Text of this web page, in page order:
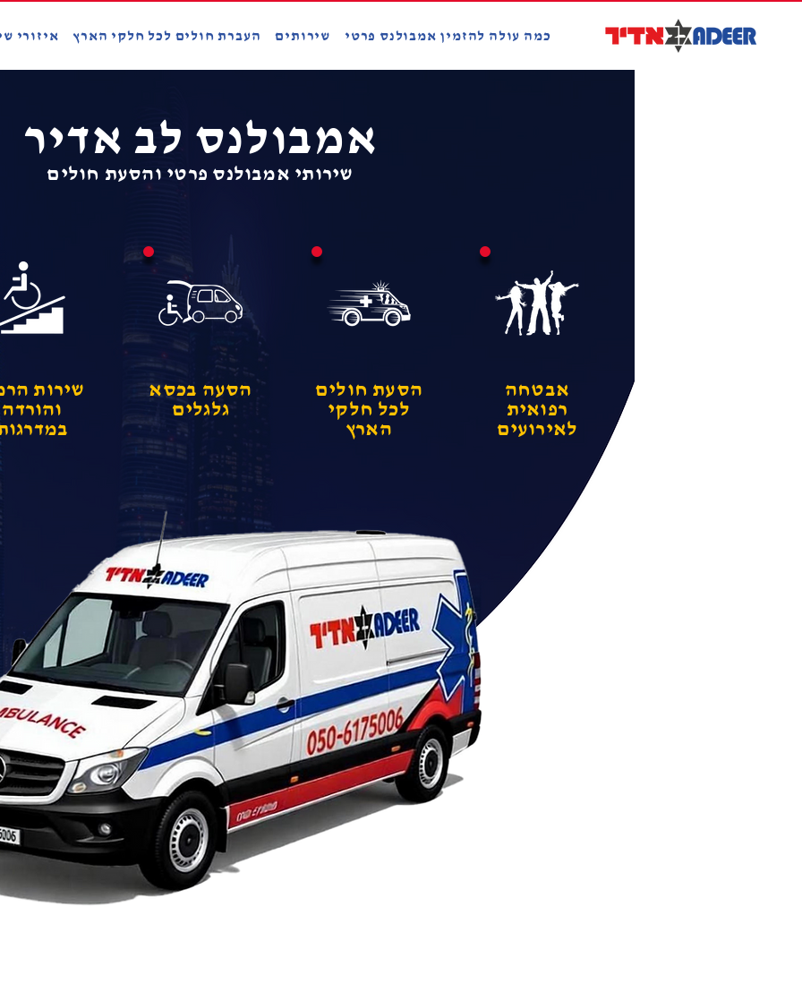
אמבולנס פרטי כמה עולה להזמין אמבולנס פרטי שירותים העברת חולים לכל חלקי הארץ איזורי
אבטחה
רפואית
לאירועים
הסעת חולים
לכל חלקי
הארץ
הסעה בכסא
גלגלים
שירות
והורדה
אמבולנס לב אדיר
שירותי אמבולנס פרטי והסעת חולים